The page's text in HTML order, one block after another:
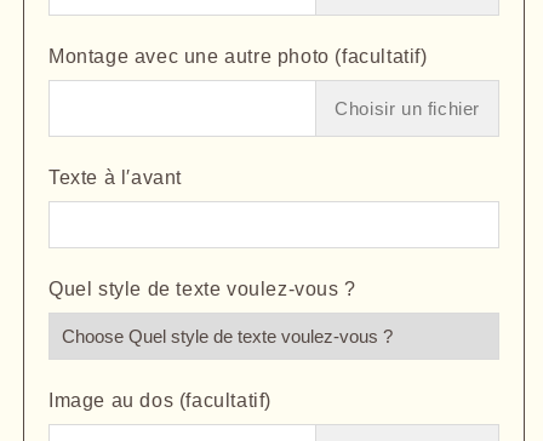
Montage avec une autre photo (facultatif)
Choisir un fichier
Texte à l′avant
Quel style de texte voulez-vous ?
Image au dos (facultatif)